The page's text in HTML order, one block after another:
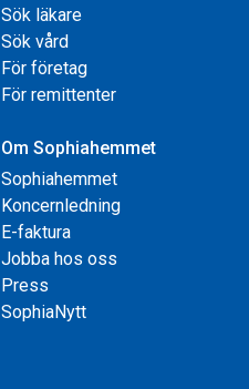
Sök läkare
Sök vård
För företag
För remittenter
Om Sophiahemmet
Sophiahemmet
Koncernledning
E-faktura
Jobba hos oss
Press
SophiaNytt